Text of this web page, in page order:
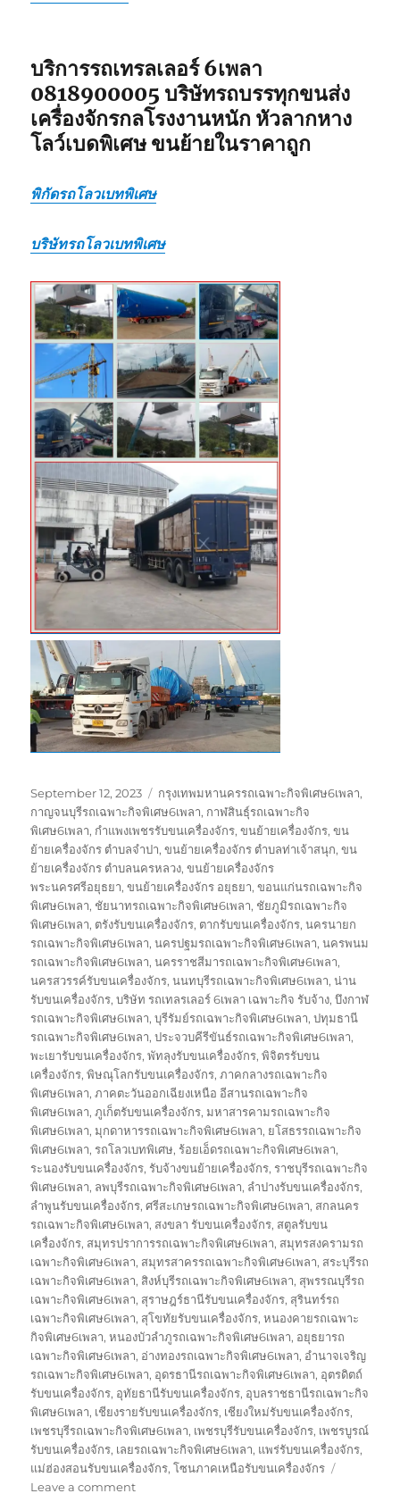
บริการรถเทรลเลอร์ 6เพลา
0818900005 บริษัทรถบรรทุกขนส่ง
เครื่องจักรกลโรงงานหนัก หัวลากหาง
โลว์เบดพิเศษ ขนย้ายในราคาถูก
พิกัดรถโลวเบทพิเศษ
บริษัทรถโลวเบทพิเศษ
Posted
on
September 12, 2023 Tags
กรุงเทพมหานครรถเฉพาะกิจพิเศษ6เพลา,
กาญจนบุรีรถเฉพาะกิจพิเศษ6เพลา, กาฬสินธุ์รถเฉพาะกิจ
พิเศษ6เพลา, กำแพงเพชรรับขนเครื่องจักร,ขนย้ายเครื่องจักร,ขน
ย้ายเครื่องจักร ตำบลจำปา,ขนย้ายเครื่องจักร ตำบลท่าเจ้าสนุก,ขน
ย้ายเครื่องจักร ตำบลนครหลวง,ขนย้ายเครื่องจักร
พระนครศรีอยุธยา,ขนย้ายเครื่องจักร อยุธยา,ขอนแก่นรถเฉพาะกิจ
พิเศษ6เพลา, ชัยนาทรถเฉพาะกิจพิเศษ6เพลา, ชัยภูมิรถเฉพาะกิจ
พิเศษ6เพลา, ตรังรับขนเครื่องจักร, ตากรับขนเครื่องจักร,นครนายก
รถเฉพาะกิจพิเศษ6เพลา,นครปฐมรถเฉพาะกิจพิเศษ6เพลา,นครพนม
รถเฉพาะกิจพิเศษ6เพลา,นครราชสีมารถเฉพาะกิจพิเศษ6เพลา,
นครสวรรค์รับขนเครื่องจักร,นนทบุรีรถเฉพาะกิจพิเศษ6เพลา,น่าน
รับขนเครื่องจักร,บริษัท รถเทลรเลอร์ 6เพลา เฉพาะกิจ รับจ้าง,บึงกาฬ
รถเฉพาะกิจพิเศษ6เพลา,บุรีรัมย์รถเฉพาะกิจพิเศษ6เพลา,ปทุมธานี
รถเฉพาะกิจพิเศษ6เพลา,ประจวบคีรีขันธ์รถเฉพาะกิจพิเศษ6เพลา,
พะเยารับขนเครื่องจักร,พัทลุงรับขนเครื่องจักร,พิจิตรรับขน
เครื่องจักร,พิษณุโลกรับขนเครื่องจักร,ภาคกลางรถเฉพาะกิจ
พิเศษ6เพลา,ภาคตะวันออกเฉียงเหนือ อีสานรถเฉพาะกิจ
พิเศษ6เพลา,ภูเก็ตรับขนเครื่องจักร,มหาสารคามรถเฉพาะกิจ
พิเศษ6เพลา,มุกดาหารรถเฉพาะกิจพิเศษ6เพลา, ยโสธรรถเฉพาะกิจ
พิเศษ6เพลา,รถโลวเบทพิเศษ,ร้อยเอ็ดรถเฉพาะกิจพิเศษ6เพลา,
ระนองรับขนเครื่องจักร,รับจ้างขนย้ายเครื่องจักร,ราชบุรีรถเฉพาะกิจ
พิเศษ6เพลา, ลพบุรีรถเฉพาะกิจพิเศษ6เพลา, ลำปางรับขนเครื่องจักร,
ลำพูนรับขนเครื่องจักร,ศรีสะเกษรถเฉพาะกิจพิเศษ6เพลา, สกลนคร
รถเฉพาะกิจพิเศษ6เพลา, สงขลา รับขนเครื่องจักร, สตูลรับขน
เครื่องจักร, สมุทรปราการรถเฉพาะกิจพิเศษ6เพลา, สมุทรสงครามรถ
เฉพาะกิจพิเศษ6เพลา, สมุทรสาครรถเฉพาะกิจพิเศษ6เพลา, สระบุรีรถ
เฉพาะกิจพิเศษ6เพลา, สิงห์บุรีรถเฉพาะกิจพิเศษ6เพลา, สุพรรณบุรีรถ
เฉพาะกิจพิเศษ6เพลา, สุราษฎร์ธานีรับขนเครื่องจักร, สุรินทร์รถ
เฉพาะกิจพิเศษ6เพลา, สุโขทัยรับขนเครื่องจักร,หนองคายรถเฉพาะ
กิจพิเศษ6เพลา,หนองบัวลำภูรถเฉพาะกิจพิเศษ6เพลา, อยุธยารถ
เฉพาะกิจพิเศษ6เพลา, อ่างทองรถเฉพาะกิจพิเศษ6เพลา, อำนาจเจริญ
รถเฉพาะกิจพิเศษ6เพลา, อุดรธานีรถเฉพาะกิจพิเศษ6เพลา, อุตรดิตถ์
รับขนเครื่องจักร, อุทัยธานีรับขนเครื่องจักร, อุบลราชธานีรถเฉพาะกิจ
พิเศษ6เพลา, เชียงรายรับขนเครื่องจักร, เชียงใหม่รับขนเครื่องจักร,
เพชรบุรีรถเฉพาะกิจพิเศษ6เพลา, เพชรบุรีรับขนเครื่องจักร, เพชรบูรณ์
รับขนเครื่องจักร, เลยรถเฉพาะกิจพิเศษ6เพลา, แพร่รับขนเครื่องจักร,
แม่ฮ่องสอนรับขนเครื่องจักร,โซนภาคเหนือรับขนเครื่องจักร
Leave a commenton